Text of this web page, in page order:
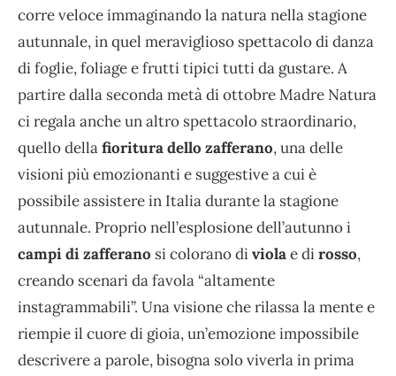
corre veloce immaginando la natura nella stagione
autunnale, in quel meraviglioso spettacolo di danza
di foglie, foliage e frutti tipici tutti da gustare. A
partire dalla seconda metà di ottobre Madre Natura
ci regala anche un altro spettacolo straordinario,
quello dellafioritura dello zafferano, una delle
visioni più emozionanti e suggestive a cui è
possibile assistere in Italia durante la stagione
autunnale. Proprio nell’esplosione dell’autunno i
campi di zafferano si colorano diviolae dirosso,
creando scenari da favola “altamente
instagrammabili”. Una visione che rilassa la mente e
riempie il cuore di gioia, un’emozione impossibile
descrivere a parole, bisogna solo viverla in prima